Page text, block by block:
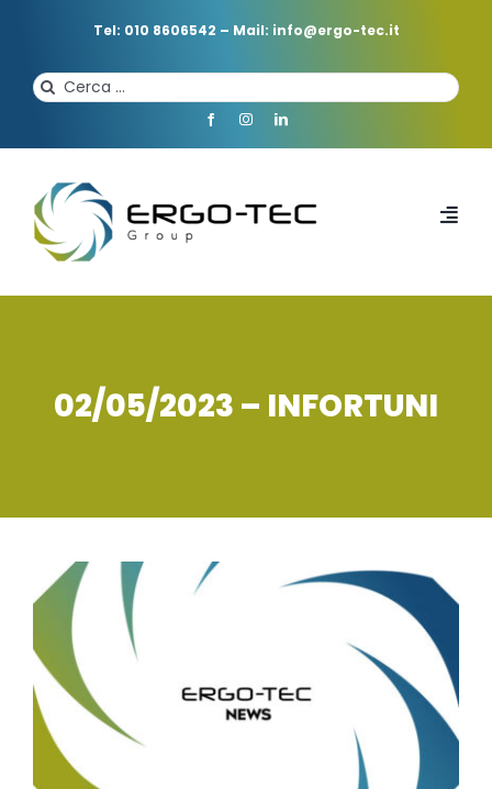
Tel: 010 8606542 – Mail: info@ergo-tec.it
Cerca
per:
HOME
SERVIZI
FORMAZIONE
NEWS
EVENTI NOVITÀ
02/05/2023 – INFORTUNI
Ingrandisci
immagine